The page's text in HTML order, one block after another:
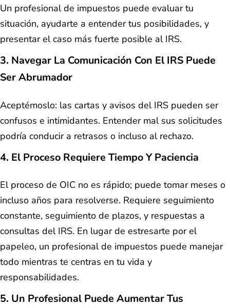
Un profesional de impuestos puede evaluar tu
situación, ayudarte a entender tus posibilidades, y
presentar el caso más fuerte posible al IRS.
3. Navegar La Comunicación Con El IRS Puede
Ser Abrumador
Aceptémoslo: las cartas y avisos del IRS pueden ser
confusos e intimidantes. Entender mal sus solicitudes
podría conducir a retrasos o incluso al rechazo.
4. El Proceso Requiere Tiempo Y Paciencia
El proceso de OIC no es rápido; puede tomar meses o
incluso años para resolverse. Requiere seguimiento
constante, seguimiento de plazos, y respuestas a
consultas del IRS. En lugar de estresarte por el
papeleo, un profesional de impuestos puede manejar
todo mientras te centras en tu vida y
responsabilidades.
5. Un Profesional Puede Aumentar Tus